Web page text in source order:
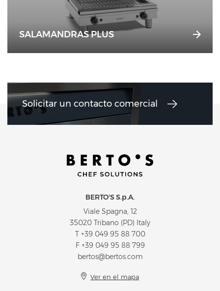
SALAMANDRAS PLUS
Solicitar un contacto comercial
BERTO'S S.p.A.
Viale Spagna, 12
35020 Tribano (PD) Italy
T +39 049 95 88 700
F +39 049 95 88 799
bertos@bertos.com
Ver en el mapa